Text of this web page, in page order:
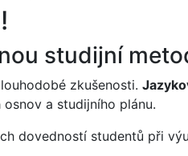
studijní
zkušenosti.
a studijního plánu.
dovedností studentů při